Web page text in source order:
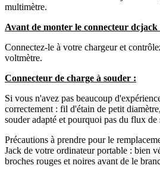
multimètre.
Avant de monter le connecteur dcjack
Connectez-le à votre chargeur et
voltmètre.
Connecteur de charge à souder :
Si vous n'avez pas beaucoup
correctement : fil d'étain de petit
souder adapté et pourquoi pas du flux de
Précautions à prendre pour le
Jack de votre ordinateur portable : bien
broches rouges et noires avant de le